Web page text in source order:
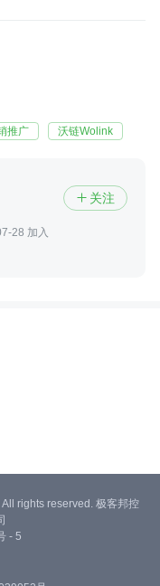
推广 沃链Wolink
 关注
28 加入
rights reserved. 极客邦控
- 5